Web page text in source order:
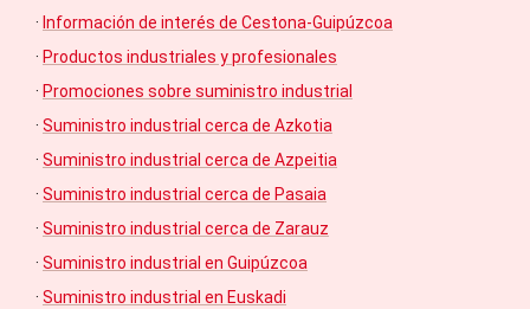
· Información de interés de Cestona-Guipúzcoa
· Productos industriales y profesionales
· Promociones sobre suministro industrial
· Suministro industrial cerca de Azkotia
· Suministro industrial cerca de Azpeitia
· Suministro industrial cerca de Pasaia
· Suministro industrial cerca de Zarauz
· Suministro industrial en Guipúzcoa
· Suministro industrial en Euskadi